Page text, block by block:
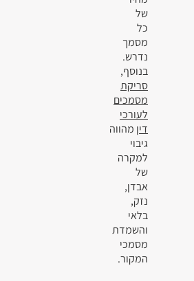
של
כל
מסמך
נדרש.
בנוסף,
סריקת
מסמכים
לעורכי
דין מהווה
גיבוי
למקרה
של
אבדן,
נזק,
בלאי
והשמדת
מסמכי
המקור.